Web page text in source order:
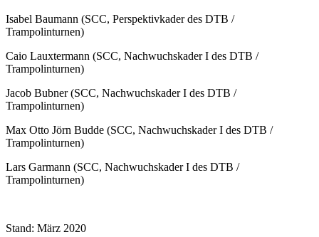
Isabel Baumann (SCC, Perspektivkader des DTB /
Trampolinturnen)
Caio Lauxtermann (SCC, Nachwuchskader I des DTB /
Trampolinturnen)
Jacob Bubner (SCC, Nachwuchskader I des DTB /
Trampolinturnen)
Max Otto Jörn Budde (SCC, Nachwuchskader I des DTB /
Trampolinturnen)
Lars Garmann (SCC, Nachwuchskader I des DTB /
Trampolinturnen)
Stand: März 2020